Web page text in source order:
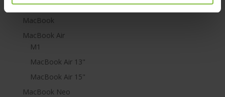
Mac Studio
MacBook
MacBook Air
M1
MacBook Air 13"
MacBook Air 15"
MacBook Neo